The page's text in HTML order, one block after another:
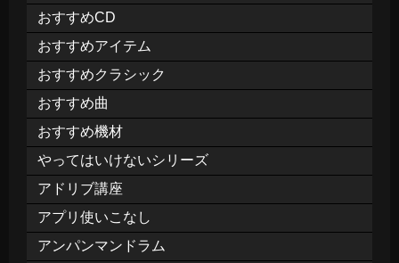
おすすめCD
おすすめアイテム
おすすめクラシック
おすすめ曲
おすすめ機材
やってはいけないシリーズ
アドリブ講座
アプリ使いこなし
アンパンマンドラム